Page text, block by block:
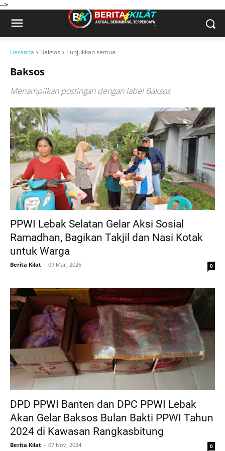
-->
Beranda Baksos Tunjukkan semua
Baksos
Menampilkan postingan dengan labelBaksos
PPWI Lebak Selatan Gelar Aksi Sosial
Ramadhan, Bagikan Takjil dan Nasi Kotak
untuk Warga
Berita Kilat 09 Mar, 2026 0
DPD PPWI Banten dan DPC PPWI Lebak
Akan Gelar Baksos Bulan Bakti PPWI Tahun
2024 di Kawasan Rangkasbitung
Berita Kilat 07 Nov, 2024 0